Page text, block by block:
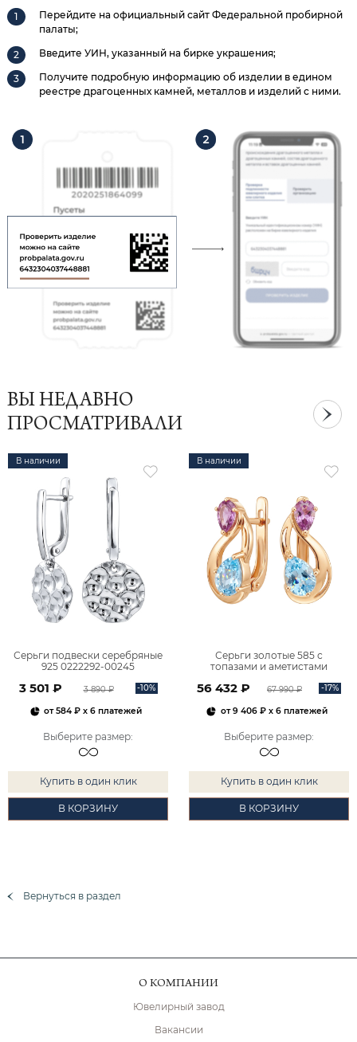
Перейдите на официальный сайт Федеральной пробирной
палаты;
Введите УИН, указанный на бирке украшения;
Получите подробную информацию об изделии в едином
реестре драгоценных камней, металлов и изделий с ними.
ВЫ НЕДАВНО
ПРОСМАТРИВАЛИ
В наличии
Серьги подвески серебряные
925 0222292-00245
3 501 ₽ 3 890 ₽ -10%
от584 ₽ x 6 платежей
Выберите размер:
Купить в один клик
В КОРЗИНУ
В наличии
Серьги золотые 585 с
топазами и аметистами
56 432 ₽ 67 990 ₽ -17%
от9 406 ₽x 6 платежей
Выберите размер:
Купить в один клик
В КОРЗИНУ
Вернуться в раздел
О КОМПАНИИ
Ювелирный завод
Вакансии